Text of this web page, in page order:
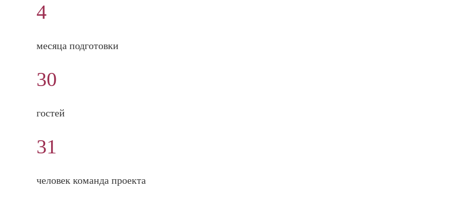
4
месяца подготовки
30
гостей
31
человек команда проекта